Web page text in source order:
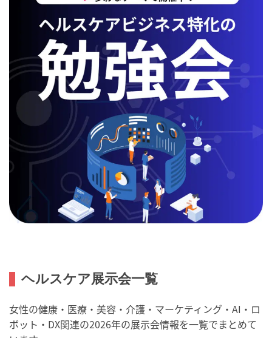
ヘルスケア展示会一覧
女性の健康・医療・美容・介護・マーケティング・AI・ロ
ボット・DX関連の2026年の展示会情報を一覧でまとめて